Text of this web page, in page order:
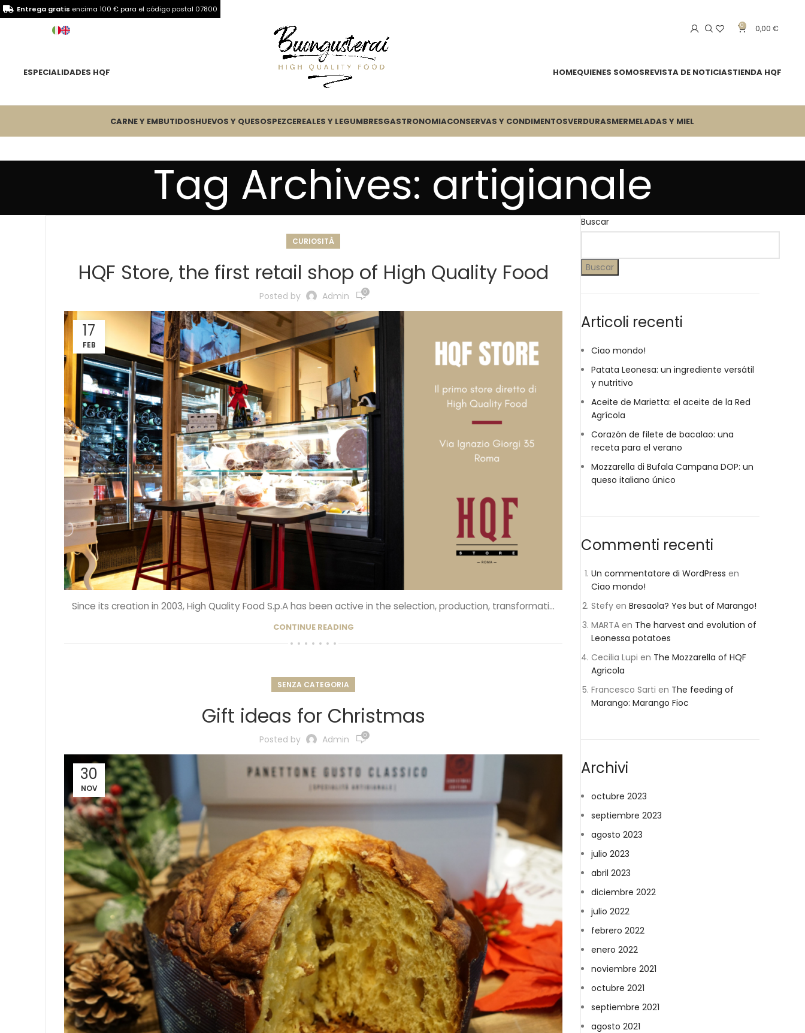
0 0,00€
ESPECIALIDADES HQF HOMEQUIENES SOMOSREVISTA DE NOTICIASTIENDA HQF
CARNE Y EMBUTIDOSHUEVOS Y QUESOSPEZCEREALES Y LEGUMBRESGASTRONOMIACONSERVAS Y CONDIMENTOSVERDURASMERMELADAS Y MIEL
Tag Archives: artigianale
CURIOSITÀ
HQF Store, the first retail shop of High Quality Food
Posted by Admin 0
17
FEB
Since its creation in 2003, High Quality Food S.p.A has been active in the selection, production, transformati...
CONTINUE READING
SENZA CATEGORIA
Gift ideas for Christmas
Posted by Admin 0
30
NOV
Buscar
Buscar
Articoli recenti
Ciao mondo!
Patata Leonesa: un ingrediente versátil
y nutritivo
Aceite de Marietta: el aceite de la Red
Agrícola
Corazón de filete de bacalao: una
receta para el verano
Mozzarella di Bufala Campana DOP: un
queso italiano único
Commenti recenti
Un commentatore di WordPress en
Ciao mondo!
Stefy en Bresaola? Yes but of Marango!
MARTA en The harvest and evolution of
Leonessa potatoes
Cecilia Lupi en The Mozzarella of HQF
Agricola
Francesco Sarti en The feeding of
Marango: Marango Fioc
Archivi
octubre 2023
septiembre 2023
agosto 2023
julio 2023
abril 2023
diciembre 2022
julio 2022
febrero 2022
enero 2022
noviembre 2021
octubre 2021
septiembre 2021
agosto 2021
Entrega gratis encima 100 € para el código postal 07800